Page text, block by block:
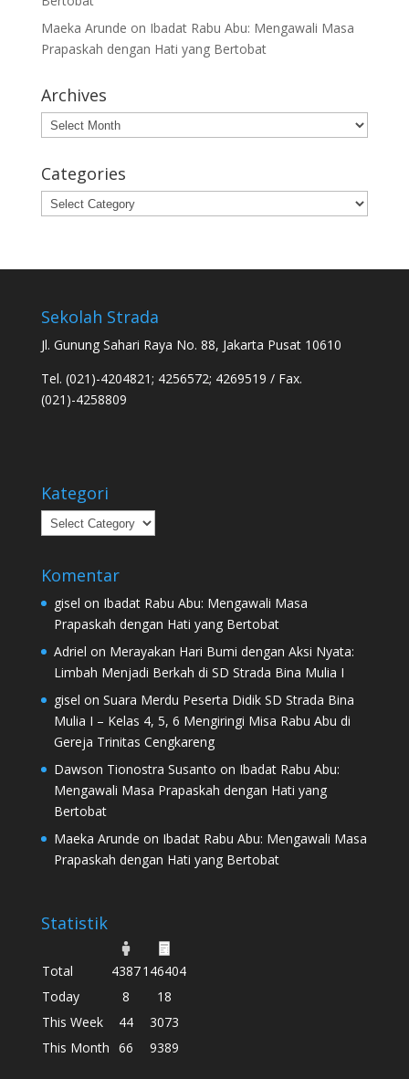
Maeka Arunde on Ibadat Rabu Abu: Mengawali Masa
Prapaskah dengan Hati yang Bertobat
Archives
Archives
Categories
Categories
Sekolah Strada
Jl. Gunung Sahari Raya No. 88, Jakarta Pusat 10610
Tel. (021)-4204821; 4256572; 4269519 / Fax.
(021)-4258809
Kategori
Kategori
Komentar
gisel on Ibadat Rabu Abu: Mengawali Masa
Prapaskah dengan Hati yang Bertobat
Adriel on Merayakan Hari Bumi dengan Aksi Nyata:
Limbah Menjadi Berkah di SD Strada Bina Mulia I
gisel on Suara Merdu Peserta Didik SD Strada Bina
Mulia I – Kelas 4, 5, 6 Mengiringi Misa Rabu Abu di
Gereja Trinitas Cengkareng
Dawson Tionostra Susanto on Ibadat Rabu Abu:
Mengawali Masa Prapaskah dengan Hati yang
Bertobat
Maeka Arunde on Ibadat Rabu Abu: Mengawali Masa
Prapaskah dengan Hati yang Bertobat
Statistik
Total 4387146404
Today
8
18
This Week
44
3073
This Month 66 9389